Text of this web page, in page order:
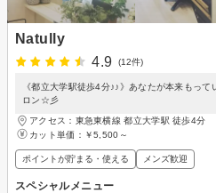
Natully
4.9
(12件)
《都立大学駅徒歩4分♪♪》あなたが本来もっ
ロン☆彡
アクセス：東急東横線 都立大学駅 徒歩4分
カット単価： ￥5,500～
ポイントが貯まる・使える メンズ歓迎
スペシャルメニュー